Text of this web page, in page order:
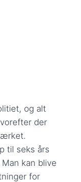
og alt
der
til seks års
kan blive
for